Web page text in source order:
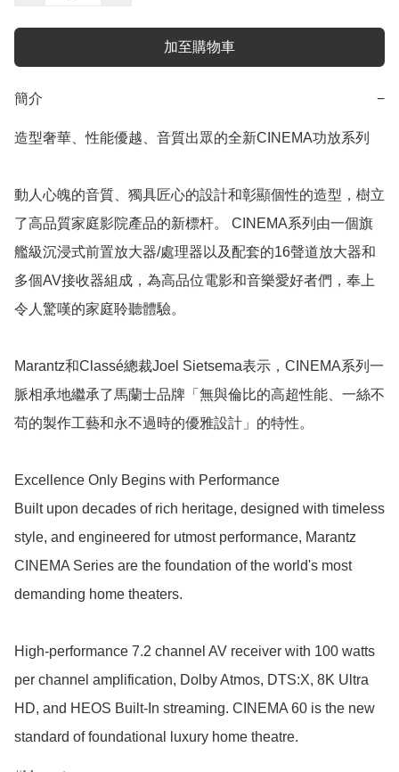
加至購物車
簡介 −
造型奢華、性能優越、音質出眾的全新CINEMA功放系列
動人心魄的音質、獨具匠心的設計和彰顯個性的造型，樹立
了高品質家庭影院產品的新標杆。 CINEMA系列由一個旗
艦級沉浸式前置放大器/處理器以及配套的16聲道放大器和
多個AV接收器組成，為高品位電影和音樂愛好者們，奉上
令人驚嘆的家庭聆聽體驗。
Marantz和Classé總裁Joel Sietsema表示，CINEMA系列一
脈相承地繼承了馬蘭士品牌「無與倫比的高超性能、一絲不
苟的製作工藝和永不過時的優雅設計」的特性。
Excellence Only Begins with Performance
Built upon decades of rich heritage, designed with timeless
style, and engineered for utmost performance, Marantz
CINEMA Series are the foundation of the world's most
demanding home theaters.
High-performance 7.2 channel AV receiver with 100 watts
per channel amplification, Dolby Atmos, DTS:X, 8K Ultra
HD, and HEOS Built-In streaming. CINEMA 60 is the new
standard of foundational luxury home theatre.